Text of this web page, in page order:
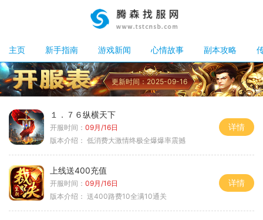
主页 新手指南 游戏新闻 心情故事 副本攻略
更新时间：2025-09-16
１．７６纵横天下
开服时间： 09月/16日
版本介绍： 低消费大激情终极全爆爆率震撼
详情
上线送400充值
开服时间： 09月/16日
版本介绍： 送400路费10全满10通关
详情